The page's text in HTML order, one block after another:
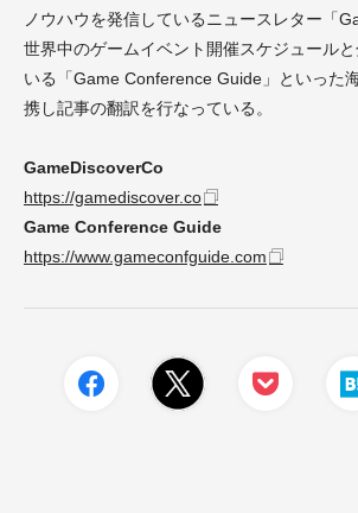
ノウハウを発信しているニュースレター「
世界中のゲームイベント開催スケジュール
いる「Game Conference Guide」といった
携し記事の翻訳を行なっている。
GameDiscoverCo
https://gamediscover.co
Game Conference Guide
https://www.gameconfguide.com